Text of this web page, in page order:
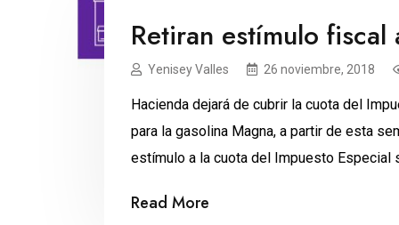
Retiran estímulo
Yenisey Valles 26 noviembre, 2018
Hacienda dejará de cubrir la cuota del
para la gasolina Magna, a partir de esta
estímulo a la cuota del Impuesto
Read More